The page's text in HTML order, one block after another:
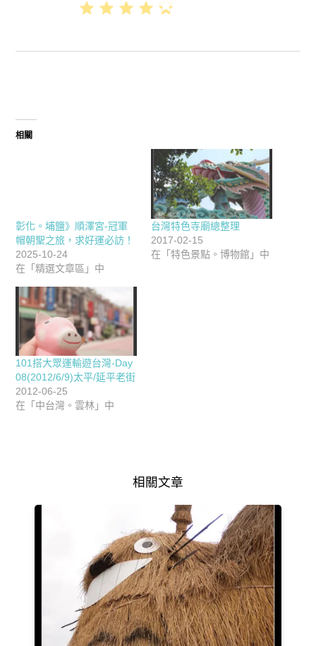
相關
彰化。埔鹽》順澤宮-冠軍
帽朝聖之旅，求好運必訪！
2025-10-24
在「精選文章區」中
台灣特色寺廟總整理
2017-02-15
在「特色景點。博物館」中
101搭大眾運輸遊台灣-Day
08(2012/6/9)太平/延平老街
2012-06-25
在「中台灣。雲林」中
相關文章